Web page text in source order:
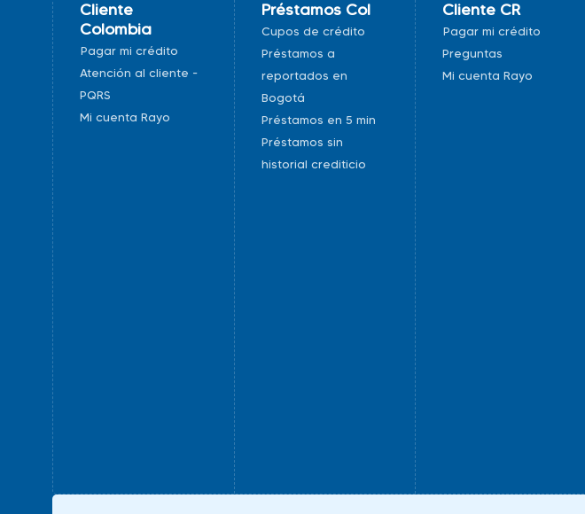
Cliente
Colombia
Pagar mi crédito
Atención al cliente -
PQRS
Mi cuenta Rayo
Préstamos Col
Cupos de crédito
Préstamos a
reportados en
Bogotá
Préstamos en 5 min
Préstamos sin
historial crediticio
Cliente CR
Pagar mi crédito
Preguntas
Mi cuenta Rayo